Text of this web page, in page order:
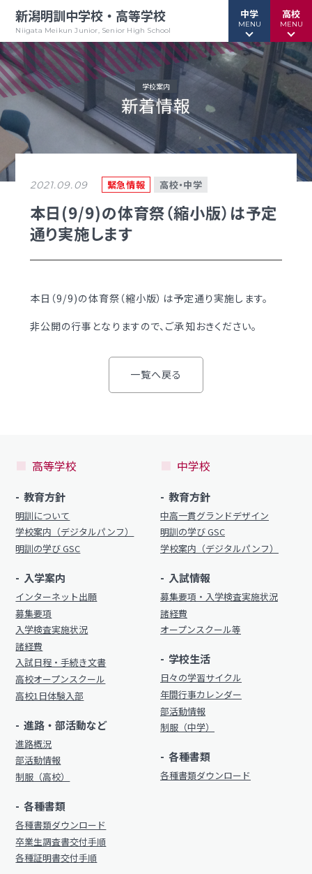
新潟明訓中学校・高等学校
Niigata Meikun Junior, Senior High School
中学
MENU
行事予定 緊急情報
教育方針
明訓の学び GSC
学校案内
（デジタルパンフ）
学校生活
年間行事カレンダー
部活動情報
制服（中学）
各種書類
各種書類ダウンロード
学校案内
明訓の学び（カリキュラムポリシー）
施設紹介
高校
MENU
行事予定 緊急情報
教育方針
学校案内
（デジタルパンフ）
明訓の学び GSC
入学検査実施状況
諸経費
入試日程・手続き文書
高校オープンスクール
高校1日体験入部
進路・部活動など
部活動情報
制服（高校）
各種書類
各種書類ダウンロード
卒業生調査書交付手順
各種証明書交付手順
学校案内
新着情報
2021.09.09 緊急情報 高校・中学
本日(9/9)の体育祭（縮小版）は予定
通り実施します
本日（9/9)の体育祭（縮小版）は予定通り実施します。
非公開の行事となりますので、ご承知おきください。
一覧へ戻る
高等学校
教育方針
明訓について
学校案内（デジタルパンフ）
明訓の学び GSC
入学案内
インターネット出願
募集要項
入学検査実施状況
諸経費
入試日程・手続き文書
高校オープンスクール
高校1日体験入部
進路・部活動など
進路概況
部活動情報
制服（高校）
各種書類
各種書類ダウンロード
卒業生調査書交付手順
各種証明書交付手順
中学校
教育方針
中高一貫グランドデザイン
明訓の学び GSC
学校案内（デジタルパンフ）
入試情報
募集要項・入学検査実施状況
諸経費
オープンスクール等
学校生活
日々の学習サイクル
年間行事カレンダー
部活動情報
制服（中学）
各種書類
各種書類ダウンロード